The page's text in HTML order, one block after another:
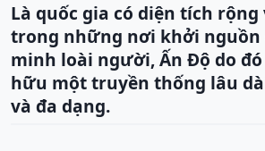
Là quốc gia có diện tích
trong những nơi khởi nguồn
minh loài người, Ấn Độ do
hữu một truyền thống lâu
và đa dạng.